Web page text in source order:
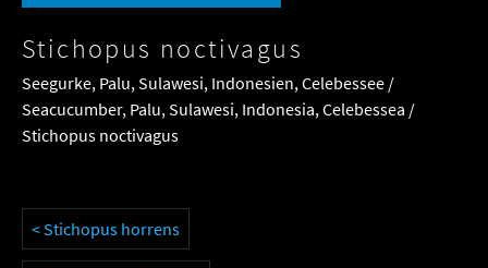
Stichopus noctivagus
Seegurke, Palu, Sulawesi, Indonesien, Celebessee /
Seacucumber, Palu, Sulawesi, Indonesia, Celebessea /
Stichopus noctivagus
< Stichopus horrens